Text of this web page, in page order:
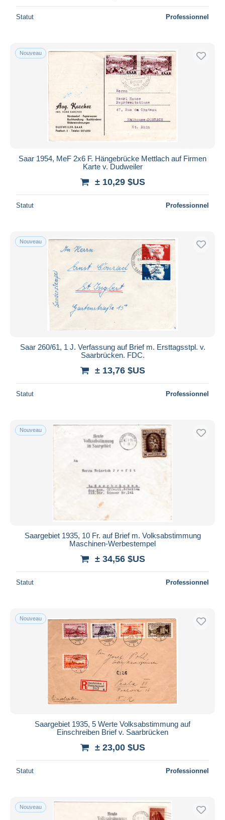
Statut Professionnel
Nouveau
Saar 1954, MeF 2x6 F. Hängebrücke Mettlach auf Firmen
Karte v. Dudweiler
± 10,29 $US
Statut Professionnel
Nouveau
Saar 260/61, 1 J. Verfassung auf Brief m. Ersttagsstpl. v.
Saarbrücken. FDC.
± 13,76 $US
Statut Professionnel
Nouveau
Saargebiet 1935, 10 Fr. auf Brief m. Volksabstimmung
Maschinen-Werbestempel
± 34,56 $US
Statut Professionnel
Nouveau
Saargebiet 1935, 5 Werte Volksabstimmung auf
Einschreiben Brief v. Saarbrücken
± 23,00 $US
Statut Professionnel
Nouveau